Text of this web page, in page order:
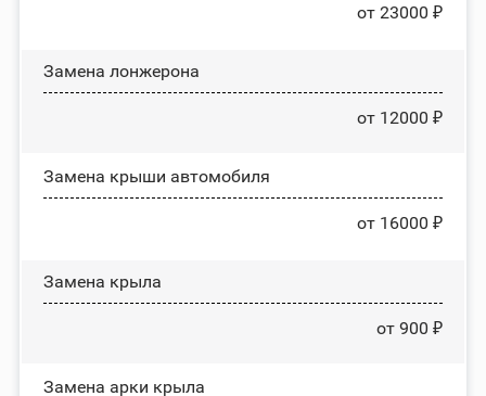
от 23000 ₽
Замена лонжерона
от 12000 ₽
Замена крыши автомобиля
от 16000 ₽
Замена крыла
от 900 ₽
Замена арки крыла